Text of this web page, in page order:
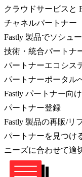
クラウドサービスと
チャネルパートナー
Fastly 製品でソシュ
技術・統合パートナ
パートナーエコシス
パートナーポータル
Fastly パートナー向
パートナー登録
Fastly 製品の再販/リ
パートナーを見つけ
ニーズに合わせて適